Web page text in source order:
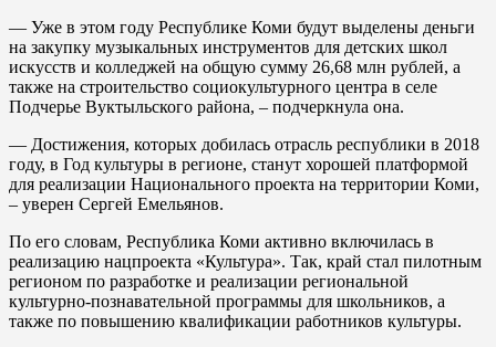
— Уже в этом году Республике Коми будут выделены деньги
на закупку музыкальных инструментов для детских школ
искусств и колледжей на общую сумму 26,68 млн рублей, а
также на строительство социокультурного центра в селе
Подчерье Вуктыльского района, – подчеркнула она.
— Достижения, которых добилась отрасль республики в 2018
году, в Год культуры в регионе, станут хорошей платформой
для реализации Национального проекта на территории Коми,
– уверен Сергей Емельянов.
По его словам, Республика Коми активно включилась в
реализацию нацпроекта «Культура». Так, край стал пилотным
регионом по разработке и реализации региональной
культурно-познавательной программы для школьников, а
также по повышению квалификации работников культуры.